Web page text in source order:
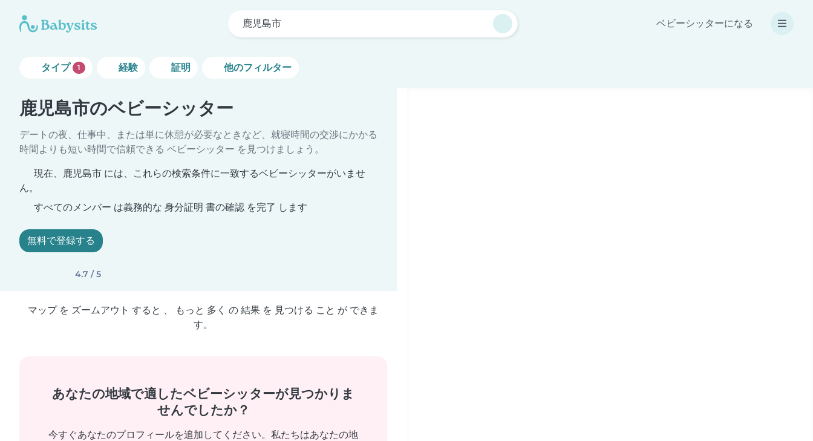
鹿児島市 ベビーシッターになる
タイプ 1 経験 証明 他のフィルター
鹿児島市のベビーシッター
デートの夜、仕事中、または単に休憩が必要なときなど、就寝時間の交渉にかかる
時間よりも短い時間で信頼できる ベビーシッター を見つけましょう。
現在、鹿児島市 には、これらの検索条件に一致するベビーシッターがいませ
ん。
すべてのメンバー は義務的な 身分証明 書の確認 を完了 します
無料で登録する
4.7 / 5
マップ を ズームアウト すると 、 もっと 多く の 結果 を 見つける こと が できま
す。
あなたの地域で適したベビーシッターが見つかりま
せんでしたか？
今すぐあなたのプロフィールを追加してください。私たちはあなたの地